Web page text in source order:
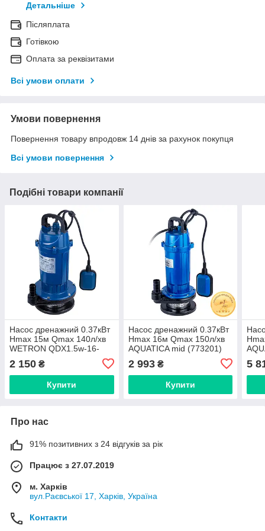
Детальніше
Післяплата
Готівкою
Оплата за реквізитами
Всі умови оплати
Умови повернення
Повернення товару впродовж 14 днів за рахунок покупця
Всі умови повернення
Подібні товари компанії
Насос дренажний 0.37кВт
Hmax 15м Qmax 140л/хв
WETRON QDX1.5w-16-
2 150 ₴
Купити
Насос дренажний 0.37кВт
Hmax 16м Qmax 150л/хв
AQUATICA mid (773201)
2 993₴
Купити
5
Про нас
91% позитивних з 24 відгуків за рік
Працює з 27.07.2019
м. Харків
вул.Раєвської 17, Харків, Україна
Контакти